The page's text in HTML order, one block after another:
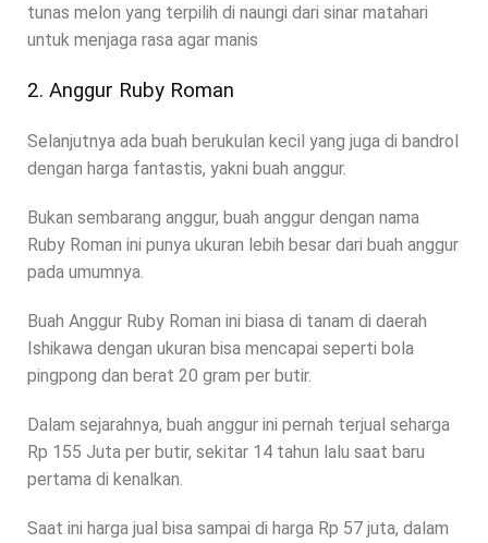
tunas melon yang terpilih di naungi dari sinar matahari
untuk menjaga rasa agar manis
2. Anggur Ruby Roman
Selanjutnya ada buah berukulan kecil yang juga di bandrol
dengan harga fantastis, yakni buah anggur.
Bukan sembarang anggur, buah anggur dengan nama
Ruby Roman ini punya ukuran lebih besar dari buah anggur
pada umumnya.
Buah Anggur Ruby Roman ini biasa di tanam di daerah
Ishikawa dengan ukuran bisa mencapai seperti bola
pingpong dan berat 20 gram per butir.
Dalam sejarahnya, buah anggur ini pernah terjual seharga
Rp 155 Juta per butir, sekitar 14 tahun lalu saat baru
pertama di kenalkan.
Saat ini harga jual bisa sampai di harga Rp 57 juta, dalam